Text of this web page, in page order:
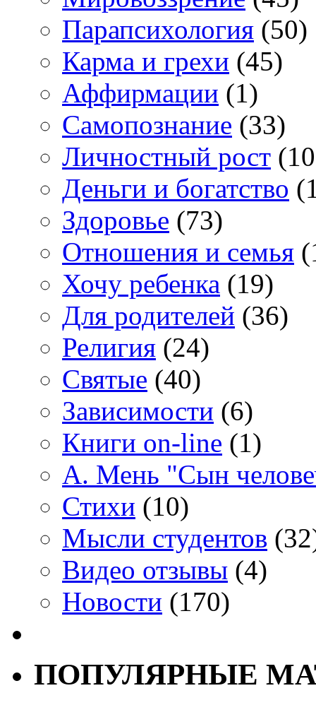
Парапсихология (50)
Карма и грехи (45)
Аффирмации (1)
Самопознание (33)
Личностный рост
Деньги и богатство
Здоровье (73)
Отношения и семья
Хочу ребенка (19)
Для родителей (36)
Религия (24)
Святые (40)
Зависимости (6)
Книги on-line (1)
А. Мень "Сын
Стихи (10)
Мысли студентов
Видео отзывы (4)
Новости (170)
ПОПУЛЯРНЫЕ